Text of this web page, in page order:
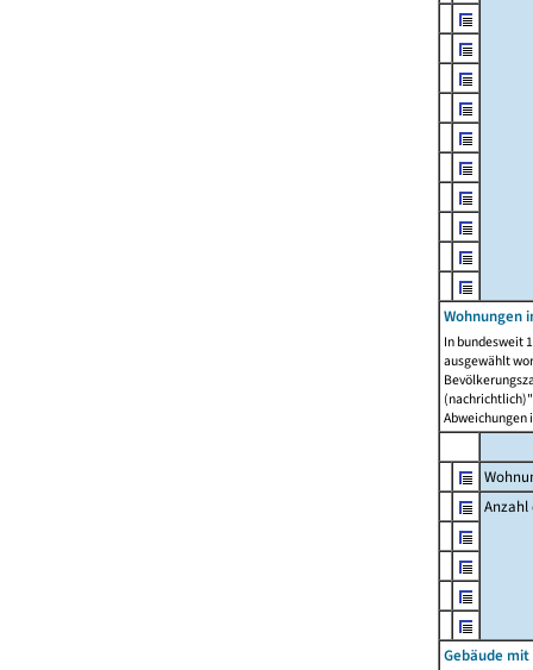
Wohnungen
In bundesweit
ausgewählt
Abweichungen
Anzahl
Gebäude